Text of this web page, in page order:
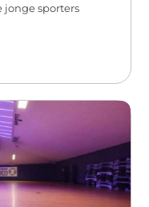
jonge sporters